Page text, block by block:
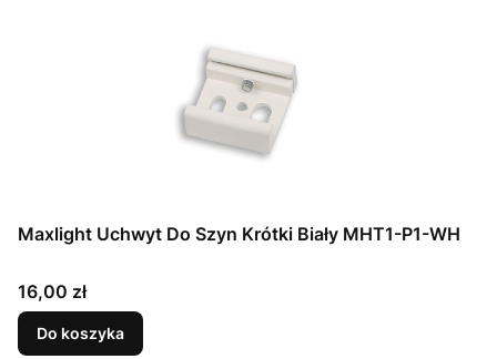
Maxlight Uchwyt Do Szyn Krótki Biały MHT1-P1-WH
Cena
16,00 zł
Do koszyka